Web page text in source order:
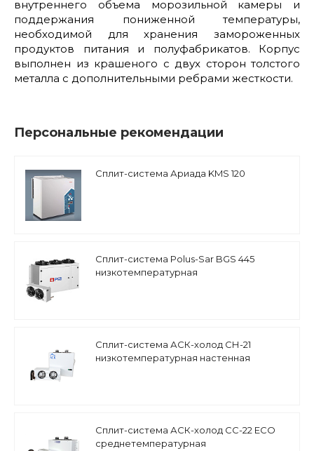
внутреннего объема морозильной камеры и
поддержания пониженной температуры,
необходимой для хранения замороженных
продуктов питания и полуфабрикатов. Корпус
выполнен из крашеного с двух сторон толстого
металла с дополнительными ребрами жесткости.
Персональные рекомендации
Сплит-система Ариада KMS 120
Сплит-система Polus-Sar BGS 445
низкотемпературная
Сплит-система АСК-холод СН-21
низкотемпературная настенная
Сплит-система АСК-холод СС-22 ECO
среднетемпературная